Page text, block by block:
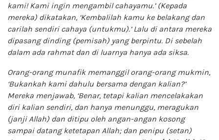
kami! Kami ingin mengambil cahayamu.’ (Kepada
mereka) dikatakan, ‘Kembalilah kamu ke belakang dan
carilah sendiri cahaya (untukmu).’ Lalu di antara mereka
dipasang dinding (pemisah) yang berpintu. Di sebelah
dalam ada rahmat dan di luarnya hanya ada siksa.
Orang-orang munafik memanggil orang-orang mukmin,
‘Bukankah kami dahulu bersama dengan kalian?’
Mereka menjawab, ‘Benar, tetapi kalian mencelakakan
diri kalian sendiri, dan hanya menunggu, meragukan
(janji Allah) dan ditipu oleh angan-angan kosong
sampai datang ketetapan Allah; dan penipu (setan)